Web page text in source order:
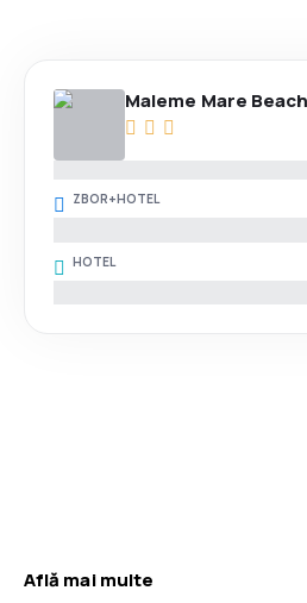
Maleme Mare
ZBOR+HOTEL
HOTEL
Află mai multe